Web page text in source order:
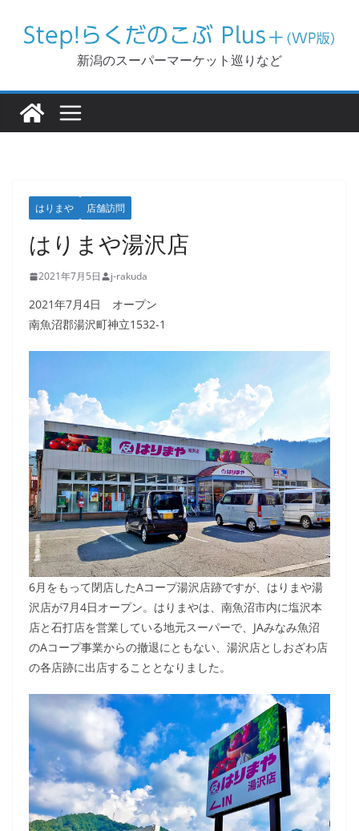
新潟のスーパーマーケット巡りなど
はりまや 店舗訪問
はりまや湯沢店
2021年7月5日 j-rakuda
2021年7月4日 オープン
南魚沼郡湯沢町神立1532-1
6月をもって閉店したAコープ湯沢店跡ですが、はりまや湯
沢店が7月4日オープン。はりまやは、南魚沼市内に塩沢本
店と石打店を営業している地元スーパーで、JAみなみ魚沼
のAコープ事業からの撤退にともない、湯沢店としおざわ店
の各店跡に出店することとなりました。